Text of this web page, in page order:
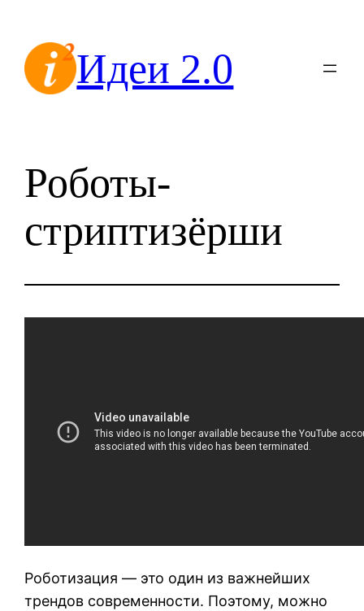
содержимомуИдеи 2.0
Роботы-
стриптизёрши
Роботизация — это один из важнейших
трендов современности. Поэтому, можно